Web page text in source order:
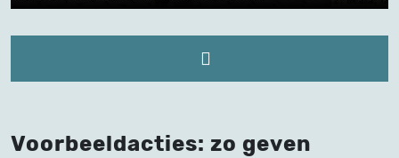
Voorbeeldacties: zo geven